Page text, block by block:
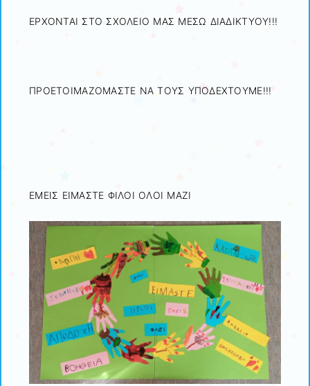
ΕΡΧΟΝΤΑΙ ΣΤΟ ΣΧΟΛΕΙΟ ΜΑΣ ΜΕΣΩ ΔΙΑΔΙΚΤΥΟΥ!!!
ΠΡΟΕΤΟΙΜΑΖΟΜΑΣΤΕ ΝΑ ΤΟΥΣ ΥΠΟΔΕΧΤΟΥΜΕ!!!
ΕΜΕΙΣ ΕΙΜΑΣΤΕ ΦΙΛΟΙ ΟΛΟΙ ΜΑΖΙ